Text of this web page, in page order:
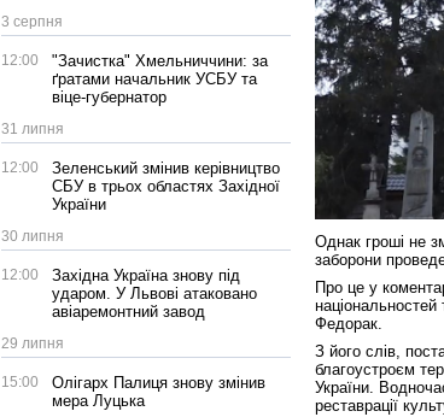
3 серпня
12:00
"Зачистка" Хмельниччини: за
ґратами начальник УСБУ та
віце-губернатор
31 липня
12:00
Зеленський змінив керівництво
СБУ в трьох областях Західної
України
30 липня
12:00
Західна Україна знову під
ударом. У Львові атаковано
авіаремонтний завод
29 липня
15:00
Олігарх Палиця знову змінив
мера Луцька
Однак гроші не
заборони
Про це у
національностей
Федорак.
З його слів,
благоустроєм
України.
реставрації